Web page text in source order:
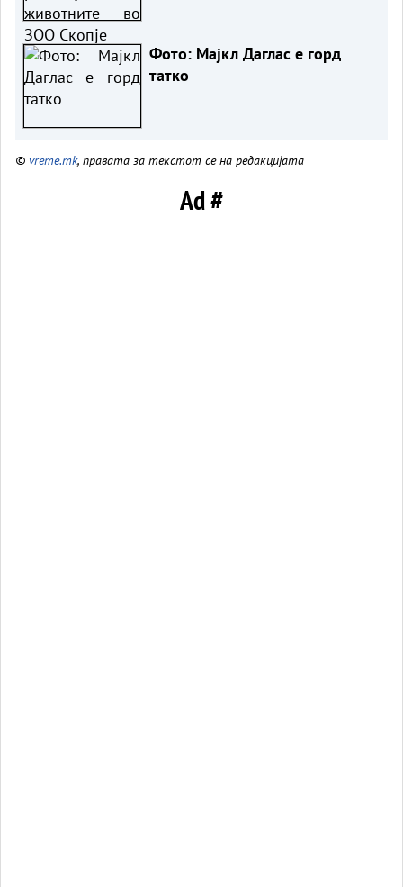
Фото: Мајкл Даглас е горд
татко
© vreme.mk, правата за текстот се на редакцијата
Ad #